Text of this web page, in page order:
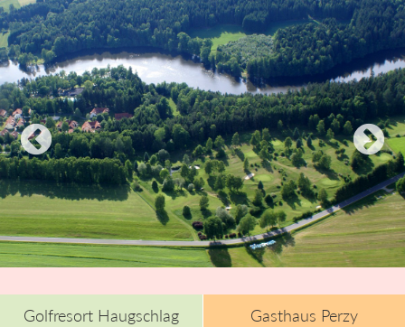
Golfresort Haugschlag Gasthaus Perzy